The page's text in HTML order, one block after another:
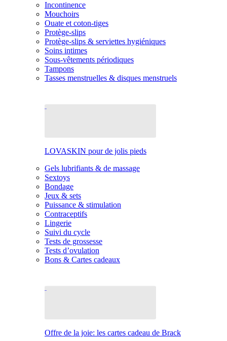
Incontinence
Mouchoirs
Ouate et coton-tiges
Protège-slips
Protège-slips & serviettes hygiéniques
Soins intimes
Sous-vêtements périodiques
Tampons
Tasses menstruelles & disques menstruels
LOVASKIN pour de jolis pieds
Gels lubrifiants & de massage
Sextoys
Bondage
Jeux & sets
Puissance & stimulation
Contraceptifs
Lingerie
Suivi du cycle
Tests de grossesse
Tests d’ovulation
Bons & Cartes cadeaux
Offre de la joie: les cartes cadeau de Brack